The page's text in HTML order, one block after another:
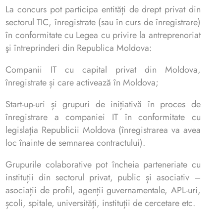
La concurs pot participa entități de drept privat din
sectorul TIC, înregistrate (sau în curs de înregistrare)
în conformitate cu Legea cu privire la antreprenoriat
şi întreprinderi din Republica Moldova:
Companii IT cu capital privat din Moldova,
înregistrate și care activează în Moldova;
Start-up-uri și grupuri de inițiativă în proces de
înregistrare a companiei IT în conformitate cu
legislația Republicii Moldova (înregistrarea va avea
loc înainte de semnarea contractului).
Grupurile colaborative pot încheia parteneriate cu
instituții din sectorul privat, public și asociativ –
asociații de profil, agenții guvernamentale, APL-uri,
școli, spitale, universități, instituții de cercetare etc.